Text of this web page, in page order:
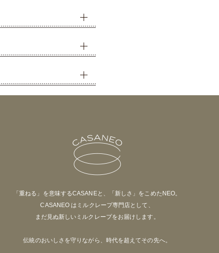
「重ねる」を意味するCASANEと、「新しさ」をこめたNEO。
CASANEO はミルクレープ専門店として、
まだ見ぬ新しいミルクレープをお届けします。
伝統のおいしさを守りながら、時代を超えてその先へ。